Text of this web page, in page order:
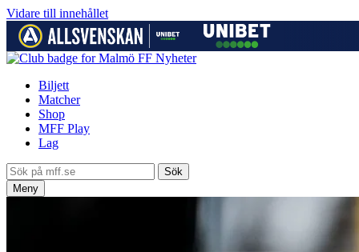
Vidare till innehållet
Nyheter
Biljett
Matcher
Shop
MFF Play
Lag
Meny